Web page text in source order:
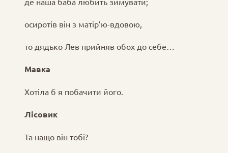
осиротів він з матір’ю-вдовою,
то дядько Лев прийняв обох до себе…
Мавка
Хотіла б я побачити його.
Лісовик
Та нащо він тобі?